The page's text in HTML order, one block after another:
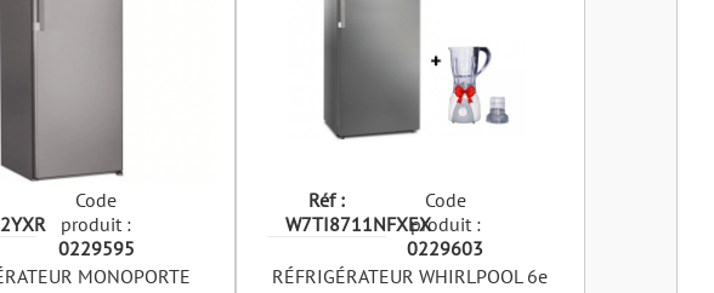
Code
produit :
0229595
MONOPORTE
Réf :
W7TI8711NFXEX
Code
produit :
0229603
RÉFRIGÉRATEUR WHIRLPOOL 6e